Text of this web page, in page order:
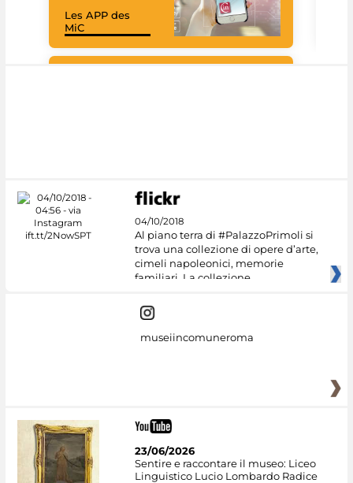
Les APP des
MiC
04/10/2018
Al piano terra di #PalazzoPrimoli si
trova una collezione di opere d’arte,
cimeli napoleonici, memorie
familiari. La collezione
museiincomuneroma
23/06/2026
Sentire e raccontare il museo: Liceo
Linguistico Lucio Lombardo Radice